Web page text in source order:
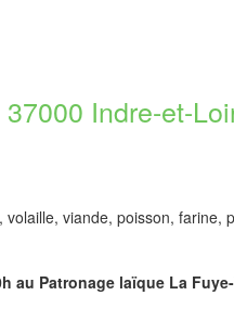
Indre-et-
viande, poisson, farine,
au Patronage laïque La